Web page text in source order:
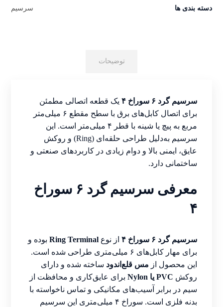
دسته بندی ها سرسیم
توضیحات
سرسیم گرد ۶ سوراخ ۴
یک قطعه اتصالی مطمئن
برای اتصال کابل‌های برق با سطح مقطع ۶ میلی‌متر
مربع به پیچ یا شینه با قطر ۴ میلی‌متر است. این
سرسیم به‌دلیل طراحی حلقه‌ای (Ring) و روکش
عایق، ایمنی بالا و دوام زیادی در کاربردهای صنعتی و
ساختمانی دارد.
معرفی سرسیم گرد ۶ سوراخ
۴
سرسیم گرد ۶ سوراخ ۴ از نوعRing Terminal بوده و
برای مهار کابل‌های ۶ میلی‌متری طراحی شده است.
این محصول از مس قلع‌اندود ساخته شده و دارای
روکش PVC یا Nylon
برای عایق‌کاری و محافظت از
سیم در برابر آسیب‌های مکانیکی و تماس ناخواسته با
بدنه فلزی است. سوراخ ۴ میلی‌متری این سرسیم